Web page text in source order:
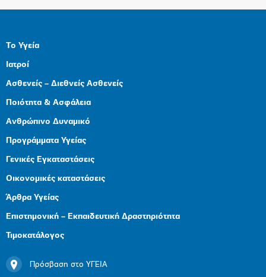
Το Υγεία
Ιατροί
Ασθενείς – Διεθνείς Ασθενείς
Ποιότητα & Ασφάλεια
Ανθρώπινο Δυναμικό
Προγράμματα Υγείας
Γενικές Εγκαταστάσεις
Οικονομικές καταστάσεις
Άρθρα Υγείας
Επιστημονική – Εκπαιδευτική Δραστηριότητα
Τιμοκατάλογος
Πρόσβαση στο ΥΓΕΙΑ